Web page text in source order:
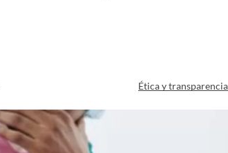
Ética y